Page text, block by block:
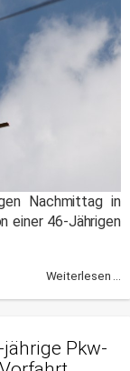
Nachmittag in
einer 46-Jährigen
Weiterlesen ...
jährige Pkw-